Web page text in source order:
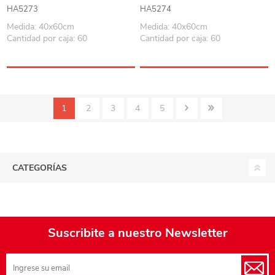
HA5273
Medida: 40x60cm
Cantidad por caja: 60
HA5274
Medida: 40x60cm
Cantidad por caja: 60
1 2 3 4 5
CATEGORÍAS
Suscribite a nuestro Newsletter